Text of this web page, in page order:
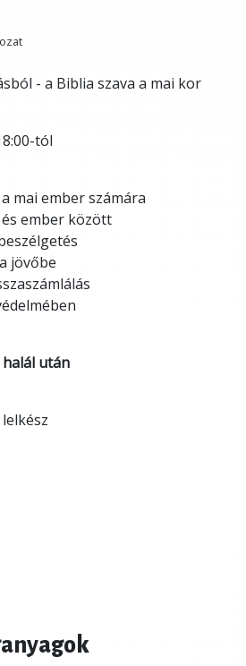
- a Biblia szava a mai kor
tól
mai ember számára
ember között
jövőbe
halál után